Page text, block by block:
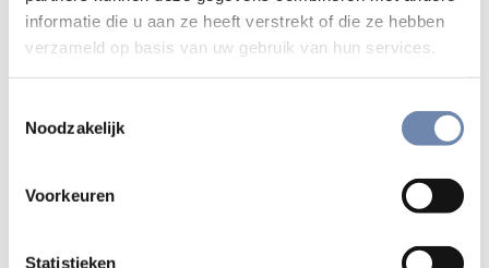
informatie die u aan ze heeft verstrekt of die ze hebben
verzameld op basis van uw gebruik van hun services.
Noodzakelijk
Voorkeuren
Statistieken
maar vraag het en je zult het ontvangen.
Dan zal je vreugde volmaakt zijn” (Joh
nog in de wereld ben, opdat zij vervuld
zoals paus Franciscus het formuleert in
Evangelii